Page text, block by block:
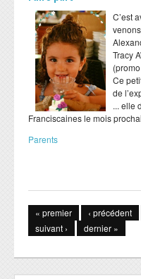
C’est
Tracy
Ce
de
... elle
Franciscaines le mois
Parents
« premier ‹ précédent
suivant ›
dernier »